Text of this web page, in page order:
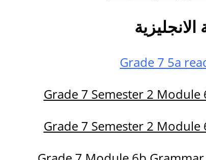
الانجليزية
Grade 7 5a
Grade 7 Semester 2 Module
Grade 7 Semester 2 Module